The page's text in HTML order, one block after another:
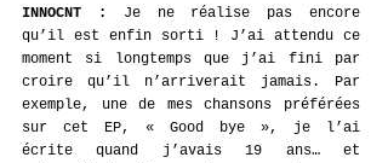
INNOCNT :
Je ne réalise pas encore
qu’il est enfin sorti ! J’ai attendu ce
moment si longtemps que j’ai fini par
croire qu’il n’arriverait jamais. Par
exemple, une de mes chansons préférées
sur cet EP, « Good bye », je l’ai
écrite quand j’avais 19 ans… et